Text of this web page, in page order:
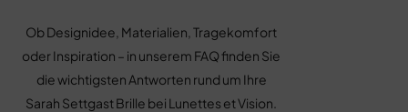
Ob Designidee, Materialien, Tragekomfort
oder Inspiration – in unserem FAQ finden Sie
die wichtigsten Antworten rund um Ihre
Sarah Settgast Brille bei Lunettes et Vision.